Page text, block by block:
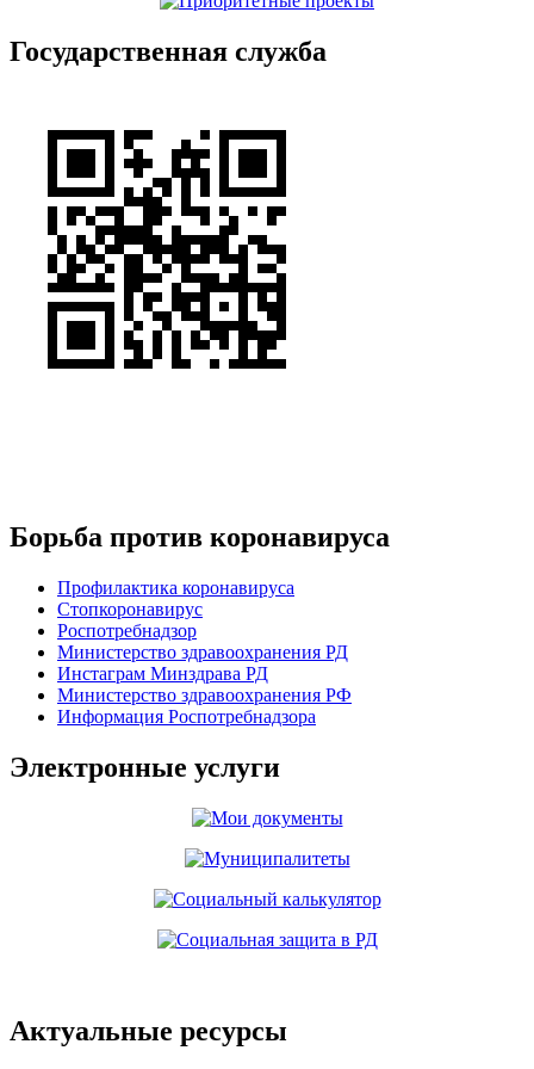
Государственная служба
Борьба против коронавируса
Профилактика коронавируса
Стопкоронавирус
Роспотребнадзор
Министерство здравоохранения РД
Инстаграм Минздрава РД
Министерство здравоохранения РФ
Информация Роспотребнадзора
Электронные услуги
Актуальные ресурсы